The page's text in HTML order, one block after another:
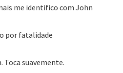
me identifico com John
por fatalidade
Toca suavemente.